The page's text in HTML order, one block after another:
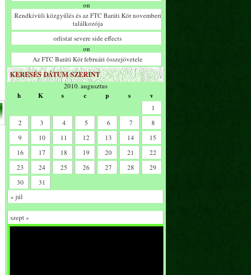
on
Rendkívüli közgyűlés és az FTC Baráti Kör novemberi
találkozója
orlistat severe side effects
on
Az FTC Baráti Kör februári összejövetele
KERESÉS DÁTUM SZERINT
2010. augusztus
h K s c p s v
1
2
3 4 5 6 7
8
9
10 11 12 13 14
15
16
17 18 19 20 21
22
23
24 25 26 27 28
29
30
31
« júl
szept »